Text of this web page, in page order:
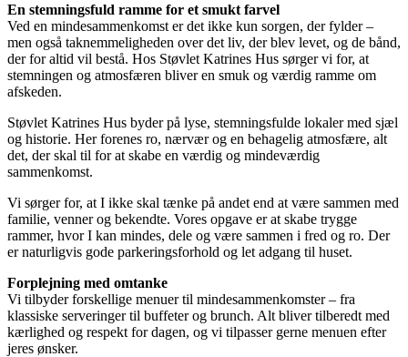
En stemningsfuld ramme for et smukt farvel
Ved en mindesammenkomst er det ikke kun sorgen, der fylder –
men også taknemmeligheden over det liv, der blev levet, og de bånd,
der for altid vil bestå. Hos Støvlet Katrines Hus sørger vi for, at
stemningen og atmosfæren bliver en smuk og værdig ramme om
afskeden.
Støvlet Katrines Hus byder på lyse, stemningsfulde lokaler med sjæl
og historie. Her forenes ro, nærvær og en behagelig atmosfære, alt
det, der skal til for at skabe en værdig og mindeværdig
sammenkomst.
Vi sørger for, at I ikke skal tænke på andet end at være sammen med
familie, venner og bekendte. Vores opgave er at skabe trygge
rammer, hvor I kan mindes, dele og være sammen i fred og ro. Der
er naturligvis gode parkeringsforhold og let adgang til huset.
Forplejning med omtanke
Vi tilbyder forskellige menuer til mindesammenkomster – fra
klassiske serveringer til buffeter og brunch. Alt bliver tilberedt med
kærlighed og respekt for dagen, og vi tilpasser gerne menuen efter
jeres ønsker.